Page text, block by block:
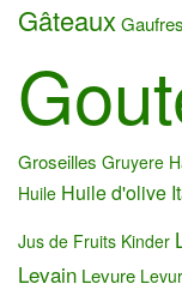
Gâteaux Gaufres
Groseilles Gruyere
Huile Huile d'olive
Jus de Fruits Kinder
Levain Levure